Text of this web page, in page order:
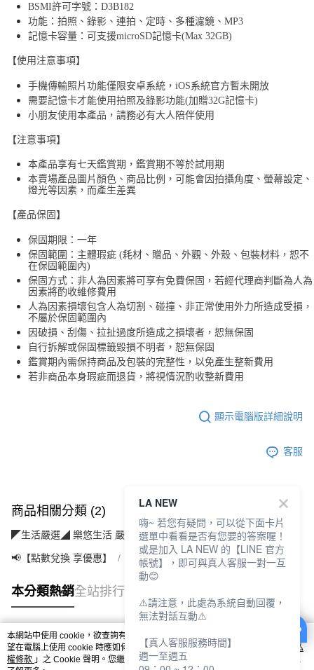
BSMI許可字號：D3B182
功能：拍照、錄影、連拍、定時、多種濾鏡、MP3
記憶卡容量：可支援microSD記憶卡(Max 32GB)
【使用注意事項】
手機傳輸照片功能僅限安卓系統，iOS系統官方暫未開放
需要記憶卡才能使用拍照及錄影功能(加贈32G記憶卡)
小朋友使用本產品，請務必有大人陪伴使用
【注意事項】
本產品享有七天鑑賞期，鑑賞期不等於試用期
本賣場產品圖片顏色、商品比例，可能會因拍攝角度、螢幕設定、
燈光等因素，而產生差異
【產品保固】
保固期限：一年
保固範圍：主體瑕疵 (耗材、贈品、外觀、外殼、包裝材料，恕不
在保固範圍內)
保固方式：非人為因素將可享有免費保固，若經代理商判斷為人為
因素將酌收維修費用
人為因素損壞包含人為切割、碰撞、非正常使用外力所造成受損，
不屬於保固範圍內
因破損、刮傷、拉扯過度所造成之損壞者，恕無保固
自行拆解或保固標籤毀損不明者，恕無保固
鑑賞期內需保持商品及包裝的完整性，以免產生整新費用
若非商品本身瑕疵而退貨，將視情況酌收整新費用
顯示電腦版詳細說明
客服
商品相關分類 (2)
◤生活嚴選◢ 樂悠生活 嚴選好物 優質家電(3C/視聽/廚電)
📢【點數兌換 享優惠】 【10點】點點金兌換專區
本分類熱銷全站排行
熱門標籤
本網站中使用 cookie，欲查詢有關本網站使用 cookie 方式之詳情，及若您不希
望在電腦上使用 cookie 時應如何變更電腦的 cookie 設定，請參閱本網站「
隱私
權條款 」之 Cookie 聲明。您繼續使用本網站即表示您同意本公司得按本網站使
LA NEW
嗨~ 若您有疑問，可以從下面卡片
選單中看看是否有您要的答案喔！
或是加入 LA NEW 的【LINE 官方
帳號】，即可與真人客服一對一互
動😊
⚠️請注意，此處為系統自動回覆，
無法對話互動⚠️
【真人客服服務時間】
週一至週五